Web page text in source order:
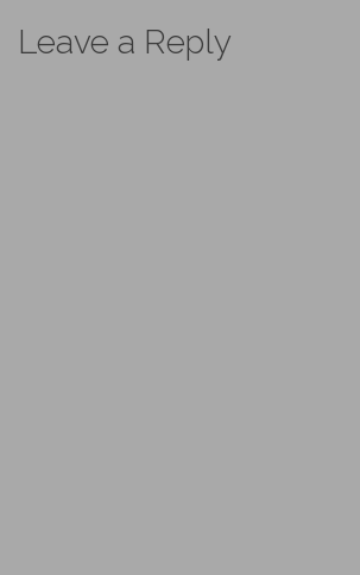
Leave a Reply